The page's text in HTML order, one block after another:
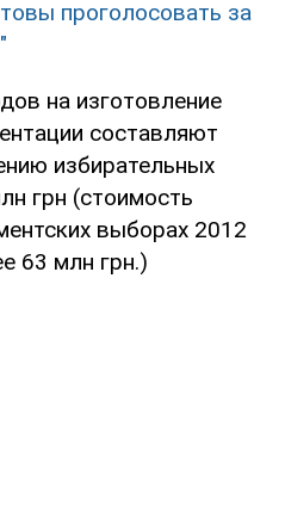
проголосовать за
на изготовление
составляют
избирательных
грн (стоимость
выборах 2012
63 млн грн.)